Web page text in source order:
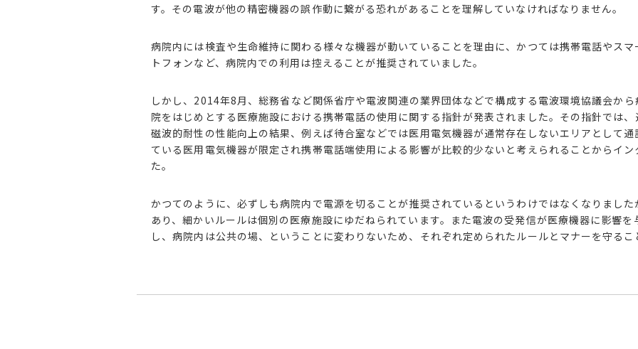
す。その電波が他の精密機器の誤作動に繋がる恐れがあることを理解していなければなりません。
病院内には検査や生命維持に関わる様々な機器が動いていることを理由に、かつては携帯電話やスマ
トフォンなど、病院内での利用は控えることが推奨されていました。
しかし、2014年8月、総務省など関係省庁や電波関連の業界団体などで構成する電波環境協議会から
院をはじめとする 医療施設における携帯電話の使用に関する 指針が発表されました。その指針では
磁波的耐性の性能向上の結果、例えば待合室などでは医用電気機器が通常存在しないエリアとして
ている医用電気機器が限定され携帯電話端使用による影響が比較的少ないと考えられることからイ
た。
かつてのように、必ずしも病院内で電源を切ることが推奨されているというわけではなくなりまし
あり、細かいルールは個別の医療施設にゆだねられています。 また電波の受発信が医療機器に影響を
し、病院内は公共の場、ということに変わりないため、それぞれ定められたルールとマナーを守る